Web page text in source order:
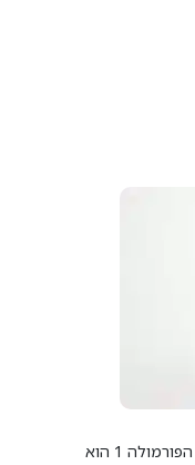
מה שמתרחש בסופו של דבר על מסלול הפורמולה 1 הוא